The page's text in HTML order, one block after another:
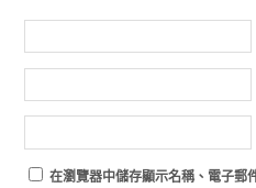
在瀏覽器中儲存顯示名稱、電子郵